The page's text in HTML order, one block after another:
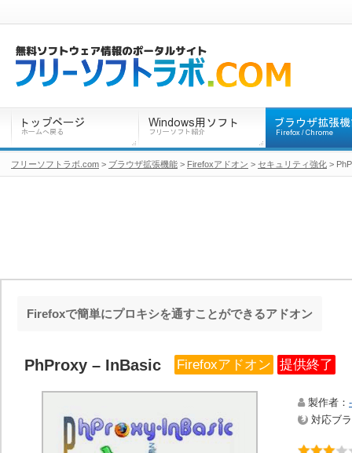
Firefoxで簡単にプロキシを通すことができるアドオン
PhProxy – InBasic Firefoxアドオン 提供終了
製作者： -
対応ブ
フリーソフトラボ.com > ブラウザ拡張機能 > Firefoxアドオン > セキュリティ強化 >